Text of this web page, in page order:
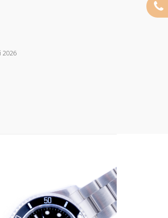
2026
Add to
wishlist